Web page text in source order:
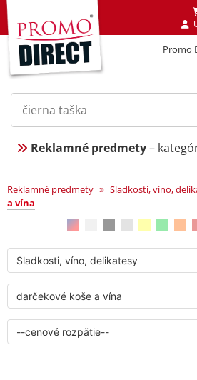
Promo
Reklamné predmety–
darčekové koše a
Reklamné predmety » Sladkosti, víno,
a vína